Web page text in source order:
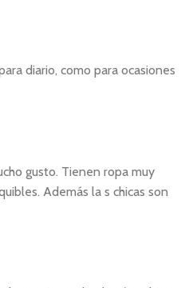
diario, como para ocasiones
gusto. Tienen ropa muy
Además la s chicas son